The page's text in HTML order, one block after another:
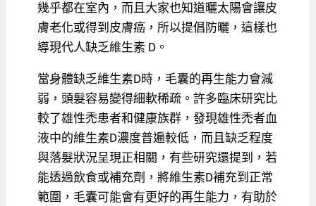
幾乎都在室內，而且大家也知道曬太陽會讓皮
膚老化或得到皮膚癌，所以提倡防曬，這樣也
導現代人缺乏維生素 D。
當身體缺乏維生素D時，毛囊的再生能力會減
弱，頭髮容易變得細軟稀疏。許多臨床研究比
較了雄性禿患者和健康族群，發現雄性禿者血
液中的維生素D濃度普遍較低，而且缺乏程度
與落髮狀況呈現正相關，有些研究還提到，若
能透過飲食或補充劑，將維生素D補充到正常
範圍，毛囊可能會有更好的再生能力，有助於